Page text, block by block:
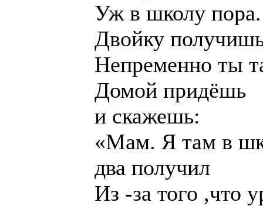
Уж в школу пора.
Двойку
Непременно ты
Домой придёшь
и скажешь:
«Мам. Я там в
два получил
Из -за того ,что